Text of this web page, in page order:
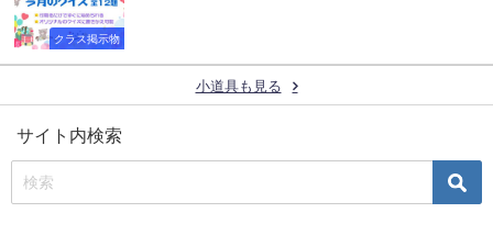
クラス掲示物
小道具も見る
サイト内検索